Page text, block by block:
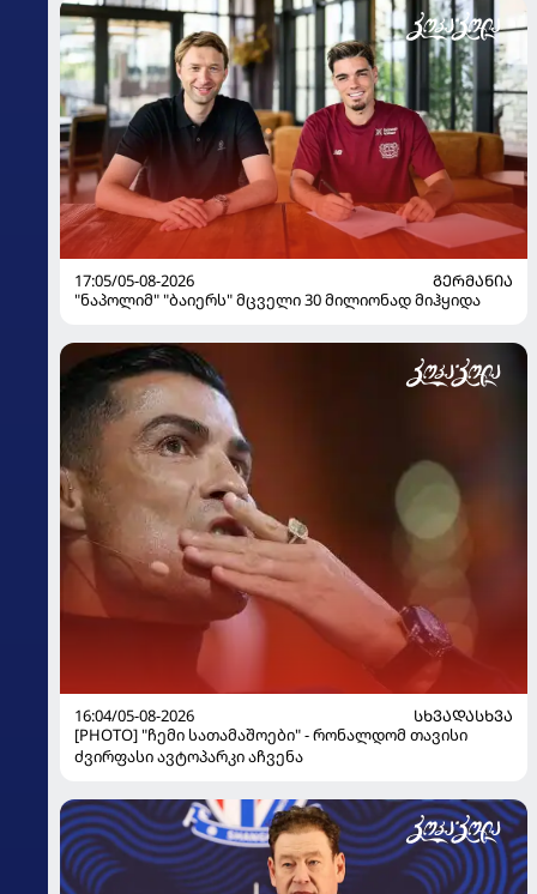
17:05/05-08-2026
ᲒᲔᲠᲛᲐᲜᲘᲐ
"ნაპოლიმ" "ბაიერს" მცველი 30 მილიონად მიჰყიდა
16:04/05-08-2026
ᲡᲮᲕᲐᲓᲐᲡᲮᲕᲐ
[PHOTO] "ჩემი სათამაშოები" - რონალდომ თავისი
ძვირფასი ავტოპარკი აჩვენა